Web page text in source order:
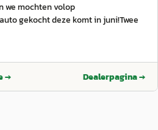
we mochten volop
gekocht deze komt in juni!Twee
→ Dealerpagina →